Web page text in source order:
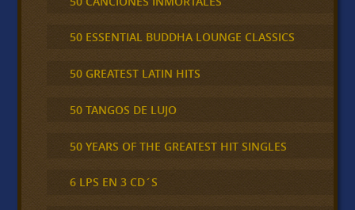
50 ESSENTIAL BUDDHA LOUNGE CLASSICS
50 GREATEST LATIN HITS
50 TANGOS DE LUJO
50 YEARS OF THE GREATEST HIT SINGLES
6 LPS EN 3 CD´S